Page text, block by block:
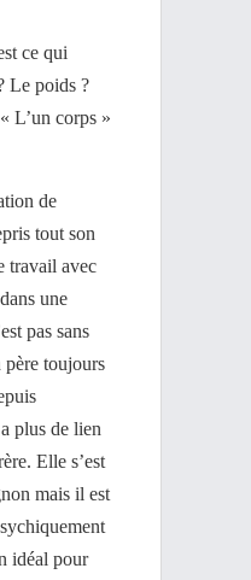
ce qui
Le poids ?
L’un corps »
de
tout son
travail avec
une
pas sans
père toujours
plus de lien
Elle s’est
mais il est
idéal pour